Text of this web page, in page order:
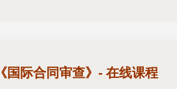
《国际合同审查》- 在线课程